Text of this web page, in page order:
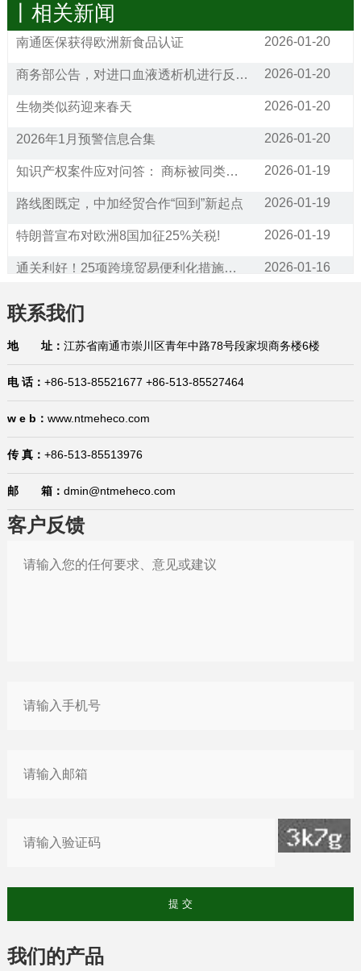
丨相关新闻
南通医保获得欧洲新食品认证 2026-01-20
国际贸易合规问答：生产企业在代理出口业务中的权利与义务是什么？在哪里有规定？ 2026-01-15
1月15日，今日国际贸易四大消息已发酵！
中国宣布对美国加税，最高113%！
美国拟对中国出口的N95口罩及熔喷滤料发起双反调查 2026-01-20
联系我们
地 址： 江苏省南通市崇川区青年中路78号段家坝商务楼6楼
电 话： +86-513-85521677 +86-513-85527464
w e b： www.ntmeheco.com
传 真： +86-513-85513976
邮 箱： dmin@ntmeheco.com
客户反馈
我们的产品